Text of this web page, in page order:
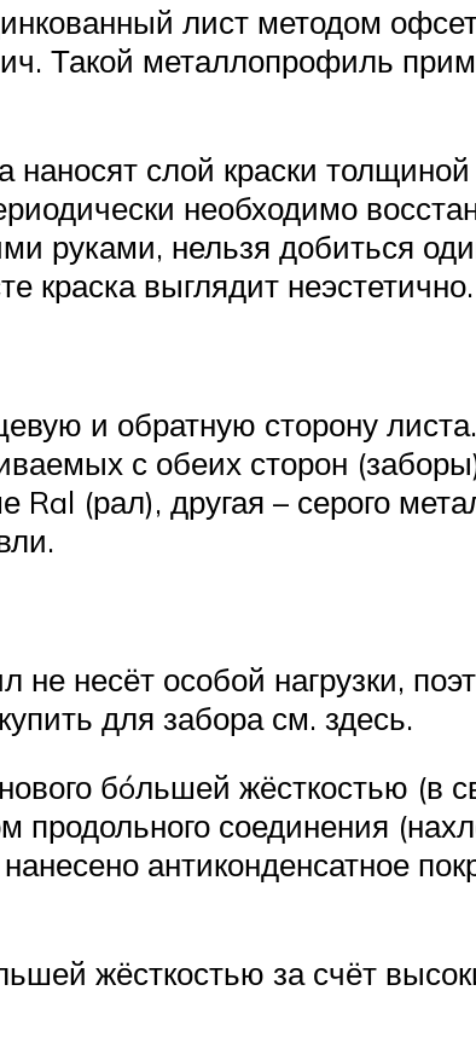
лист методом
Такой металлопрофиль
наносят слой краски
необходимо
руками, нельзя добиться
краска выглядит неэстетично.
и обратную сторону
с обеих сторон
(рал), другая – серого
несёт особой нагрузки,
для забора см. здесь.
бóльшей жёсткостью (в
соединения
антиконденсатное
жёсткостью за счёт